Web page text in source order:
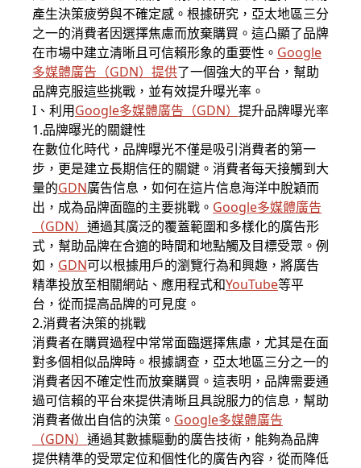
產生決策疲勞與不確定感。根據研究，亞太地區三分
之一的消費者因選擇焦慮而放棄購買。這凸顯了品牌
在市場中建立清晰且可信賴形象的重要性。 Google
多媒體廣告 （GDN）提供了一個強大的平台，幫助
品牌克服這些挑戰，並有效提升曝光率。
I、利用Google多媒體廣告 （GDN） 提升品牌曝光率
1.品牌曝光的關鍵性
在數位化時代，品牌曝光不僅是吸引消費者的第一
步，更是建立長期信任的關鍵。消費者每天接觸到大
量的GDN廣告信息，如何在這片信息海洋中脫穎而
出，成為品牌面臨的主要挑戰。 Google多媒體廣告
（GDN） 通過其廣泛的覆蓋範圍和多樣化的廣告形
式，幫助品牌在合適的時間和地點觸及目標受眾。例
如， GDN可以根據用戶的瀏覽行為和興趣，將廣告
精準投放至相關網站、應用程式和YouTube等平
台，從而提高品牌的可見度。
2.消費者決策的挑戰
消費者在購買過程中常常面臨選擇焦慮，尤其是在面
對多個相似品牌時。根據調查，亞太地區三分之一的
消費者因不確定性而放棄購買。這表明，品牌需要通
過可信賴的平台來提供清晰且具說服力的信息，幫助
消費者做出自信的決策。 Google多媒體廣告
（GDN） 通過其數據驅動的廣告技術，能夠為品牌
提供精準的受眾定位和個性化的廣告內容，從而降低